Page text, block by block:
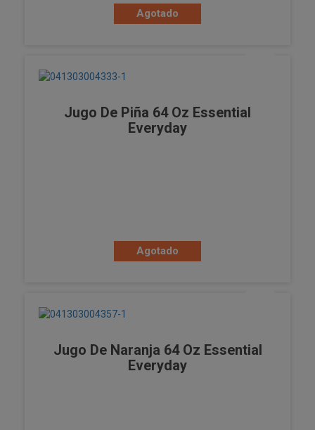
Agotado
Jugo De Piña 64 Oz Essential
Everyday
Agotado
Jugo De Naranja 64 Oz Essential
Everyday